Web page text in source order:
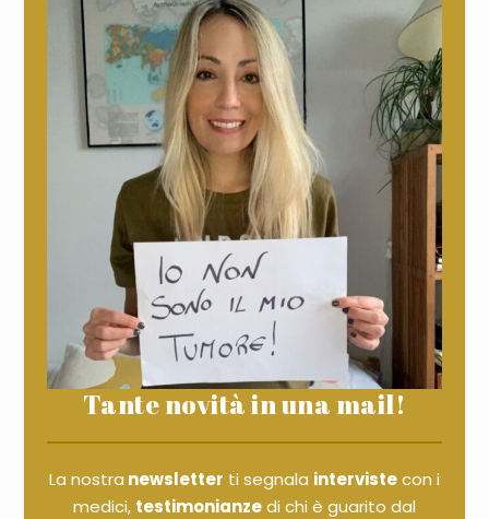
Tante novità in una mail!
La nostra newsletter ti segnala intervistecon i
medici, testimonianzedi chi è guarito dal